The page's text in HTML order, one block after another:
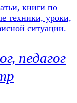
педагог